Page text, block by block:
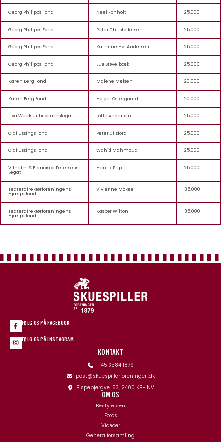
Georg Philipps Fond Neel Rønholt 25.000
Georg Philipps Fond Peter Christoffersen 25.000
Georg Philipps Fond Kathrine Høj Andersen 25.000
Georg Philipps Fond Lue Støvelbæk 25.000
Karen Berg Fond Malene Melsen 20.000
Karen Berg Fond Holger Østergaard 20.000
Liva Weels Jubilæumslegat Lotte Andersen 25.000
Olaf Ussings Fond Peter Gilsford 25.000
Olaf Ussings Fond Wahid Mahmoud 25.000
Vilhelm & Francisca Petersens
Legat
Henrik Prip 25.000
Teaterdirektørforeningens
Hjælpefond
Vivienne Mckee 35.000
Teaterdirektørforeningens
Hjælpefond
Kasper Wilton 35.000
FØLG OS PÅ FACEBOOK
FØLG OS PÅ INSTAGRAM
KONTAKT
+45 3584 1879
post@skuespillerforeningen.dk
Bispebjergvej 53, 2400 KBH NV
OM OS
Bestyrelsen
Fotos
Videoer
Generalforsamling